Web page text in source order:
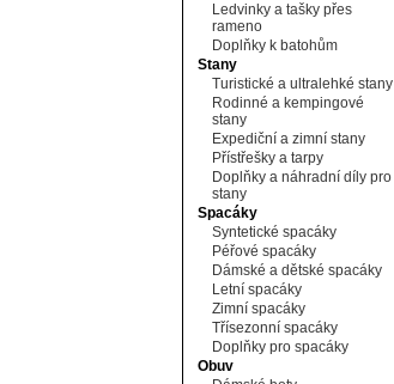
Ledvinky a tašky přes
rameno
Doplňky k batohům
Stany
Turistické a ultralehké stany
Rodinné a kempingové
stany
Expediční a zimní stany
Přístřešky a tarpy
Doplňky a náhradní díly pro
stany
Spacáky
Syntetické spacáky
Péřové spacáky
Dámské a dětské spacáky
Letní spacáky
Zimní spacáky
Třísezonní spacáky
Doplňky pro spacáky
Obuv